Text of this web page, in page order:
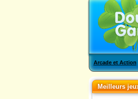
Arcade et Action
Meilleurs